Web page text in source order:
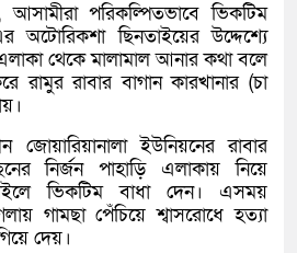
আসামীরা পরিকল্পিতভাবে ভিকটিম
ছিনতাইয়ের উদ্দেশ্যে
থেকে মালামাল আনার কথা বলে
রামুর রাবার বাগান কারখানার (চা
জোয়ারিয়ানালা ইউনিয়নের রাবার
নির্জন পাহাড়ি এলাকায় নিয়ে
ভিকটিম বাধা দেন। এসময়
গামছা পেঁচিয়ে শ্বাসরোধে হত্যা
দেয়।